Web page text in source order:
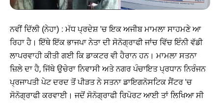
ਨਵੀਂ ਦਿੱਲੀ (ਨੇਹਾ) : ਮੱਧ ਪ੍ਰਦੇਸ਼ 'ਚ ਇਕ ਅਜੀਬ ਮਾਮਲਾ ਸਾਹਮਣੇ ਆ
ਰਿਹਾ ਹੈ। ਇੱਥੇ ਇੱਕ ਭਾਜਪਾ ਨੇਤਾ ਦੀ ਸੋਨੋਗ੍ਰਾਫੀ ਜਾਂਚ ਵਿੱਚ ਇੰਨੀ ਵੱਡੀ
ਲਾਪਰਵਾਹੀ ਕੀਤੀ ਗਈ ਕਿ ਡਾਕਟਰ ਵੀ ਹੈਰਾਨ ਹਨ। ਮਾਮਲਾ ਸਤਨਾ
ਜ਼ਿਲੇ ਦਾ ਹੈ, ਜਿੱਥੇ ਉਚੇਰਾ ਨਿਵਾਸੀ ਅਤੇ ਨਗਰ ਪੰਚਾਇਤ ਪ੍ਰਧਾਨ ਨਿਰੰਜਨ
ਪ੍ਰਜਾਪਤੀ ਪੇਟ ਦਰਦ ਤੋਂ ਪੀੜਤ ਨੇ ਸਤਨਾ ਡਾਇਗਨੋਸਟਿਕ ਸੈਂਟਰ 'ਚ
ਸੋਨੋਗ੍ਰਾਫੀ ਕਰਵਾਈ। ਜਦੋਂ ਸੋਨੋਗ੍ਰਾਫੀ ਰਿਪੋਰਟ ਆਈ ਤਾਂ ਲਿਖਿਆ ਸੀ